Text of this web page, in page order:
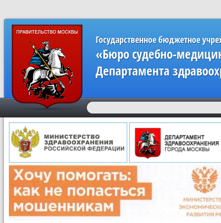
Государственное бюджетное
«Бюро судебно-
Департамента